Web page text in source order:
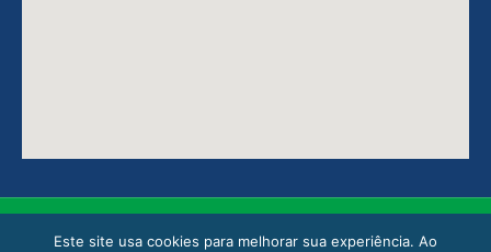
Este site usa cookies para melhorar sua experiência. Ao